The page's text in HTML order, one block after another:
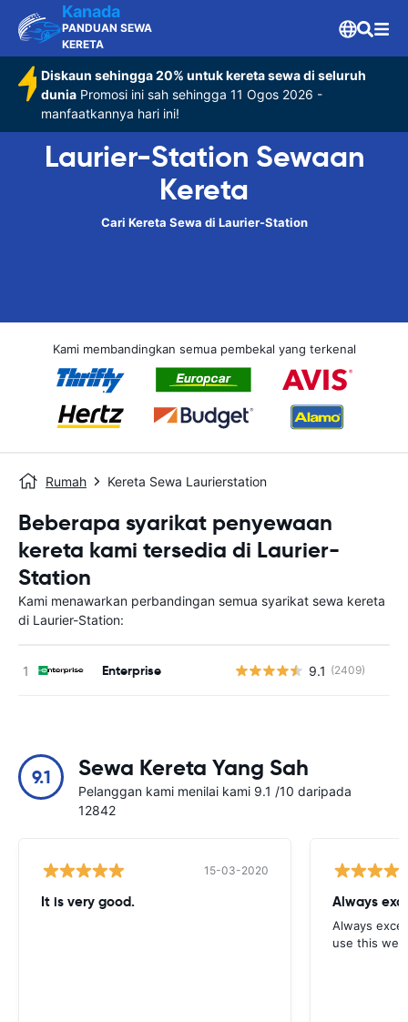
Kanada
PANDUAN SEWA
KERETA
Diskaun sehingga 20% untuk kereta sewa di seluruh
dunia Promosi ini sah sehingga 11 Ogos 2026 -
manfaatkannya hari ini!
Laurier-Station Sewaan
Kereta
Cari Kereta Sewa di Laurier-Station
Kami membandingkan semua pembekal yang terkenal
Rumah Kereta Sewa Laurierstation
Beberapa syarikat penyewaan
kereta kami tersedia di Laurier-
Station
Kami menawarkan perbandingan semua syarikat sewa kereta
di Laurier-Station:
Enterprise 9.1 (2409)
9.1 Sewa Kereta Yang Sah
Pelanggan kami menilai kami 9.1 /10 daripada
12842
15-03-2020
It is very good. Always
Always
use this